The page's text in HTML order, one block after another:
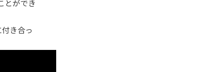
とができ
き合っ